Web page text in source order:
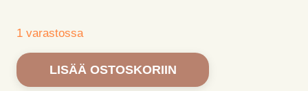
1 varastossa
Dachaun
posliinintekijä.
LISÄÄ OSTOSKORIIN